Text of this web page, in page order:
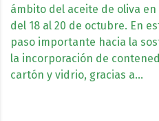
ámbito del aceite de oliva
del 18 al 20 de octubre. En
paso importante hacia la
la incorporación de
cartón y vidrio, gracias a…